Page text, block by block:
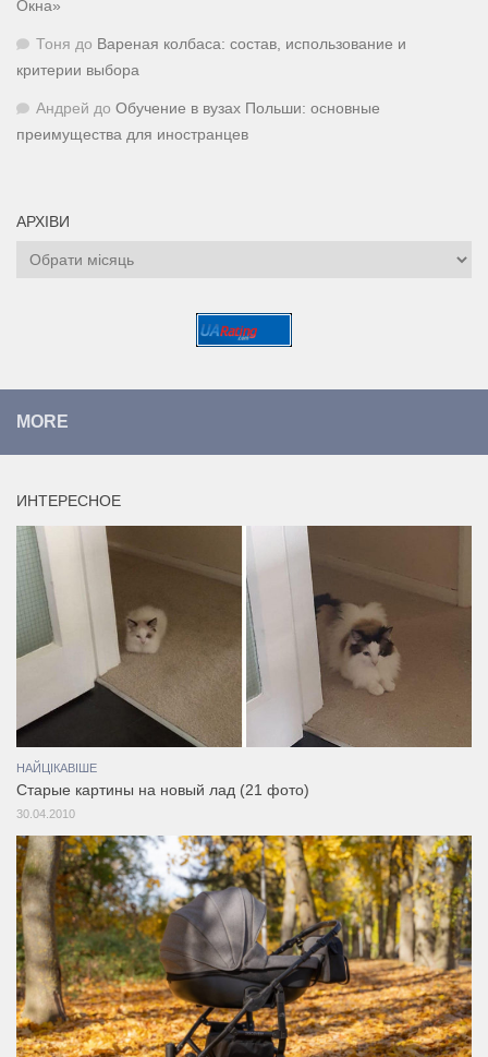
Окна»
Тоня до Вареная колбаса: состав, использование и
критерии выбора
Андрей до Обучение в вузах Польши: основные
преимущества для иностранцев
АРХІВИ
Архіви
MORE
ИНТЕРЕСНОЕ
НАЙЦІКАВІШЕ
Старые картины на новый лад (21 фото)
30.04.2010